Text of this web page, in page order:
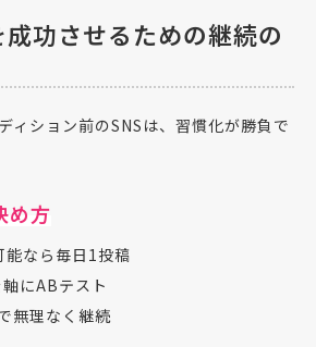
功させるための継続の
ィション前のSNSは、習慣化が勝負で
め方
なら毎日1投稿
にABテスト
無理なく継続